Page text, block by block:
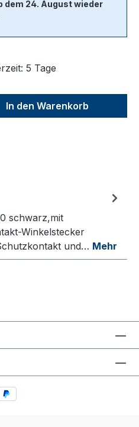
dem 24. August wieder
5 Tage
den
In den Warenkorb
schwarz,mit
Winkelstecker
und… Mehr